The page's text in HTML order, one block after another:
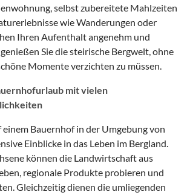
selbst zubereitete Mahlzeiten
wie Wanderungen oder
Ihren Aufenthalt angenehm und
Sie die steirische Bergwelt, ohne
Momente verzichten zu müssen.
mit vielen
Bauernhof in der Umgebung von
Einblicke in das Leben im Bergland.
können die Landwirtschaft aus
regionale Produkte probieren und
Gleichzeitig dienen die umliegenden